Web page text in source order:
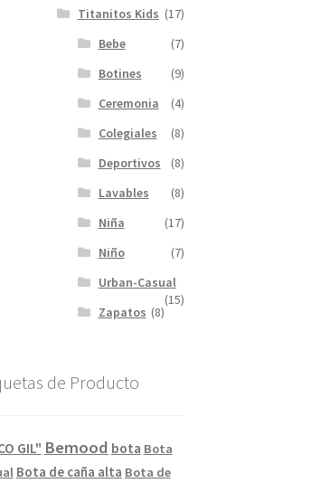
Titanitos Kids (17)
Bebe
(7)
Botines
(9)
Ceremonia
(4)
Colegiales
(8)
Deportivos
(8)
Lavables
(8)
Niña
(17)
Niño
(7)
Urban-Casual
(15)
Zapatos (8)
de Producto
GIL" Bemood bota Bota
Bota de caña alta Bota de